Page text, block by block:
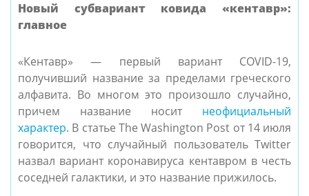
Новый субвариант ковида «кентавр»:
главное
«Кентавр» — первый вариант COVID-19,
получивший название за пределами греческого
алфавита. Во многом это произошло случайно,
причем название носит неофициальный
характер. В статье The Washington Post от 14 июля
говорится, что случайный пользователь Twitter
назвал вариант коронавируса кентавром в честь
соседней галактики, и это название прижилось.